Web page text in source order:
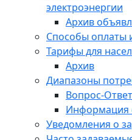
электроэнергии
Архив
Способы оплаты
Тарифы для
Архив
Диапазоны
Вопрос-Ответ
Информация
Уведомления о